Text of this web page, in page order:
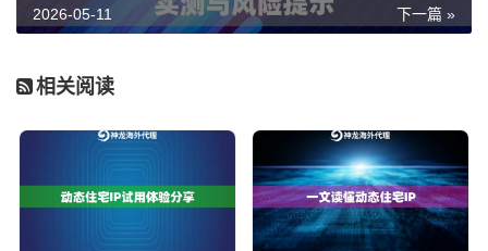
搭建一个海量IP池，本质上是为自己准备无数张不同
题：规避单一IP的访问频率限制，让数据采集、市场调
研等自动化任务顺畅进行；模拟不同地区的真实用户访
问，获取更精准的地理位置数据；在需要大量账号管理
的场景下，为每个账号分配独立的网络环境，提升账号
安全性。而动态共享代理IP，正是实现这一目标最高
下一篇 »
2026-05-11
相关阅读